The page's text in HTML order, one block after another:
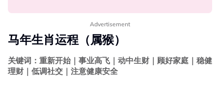
Advertisement
马年生肖运程（属猴）
关键词：重新开始｜事业高飞｜动中生财｜顾好家庭｜稳健
理财｜低调社交｜注意健康安全